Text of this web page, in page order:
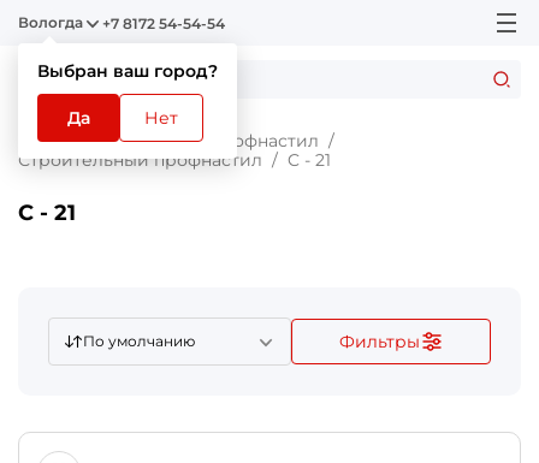
Вологда
Выбран ваш город?
Да Нет
+7 8172 54-54-54
Главная Каталог
Профнастил
Строительный профнастил
C - 21
C - 21
По умолчанию Фильтры